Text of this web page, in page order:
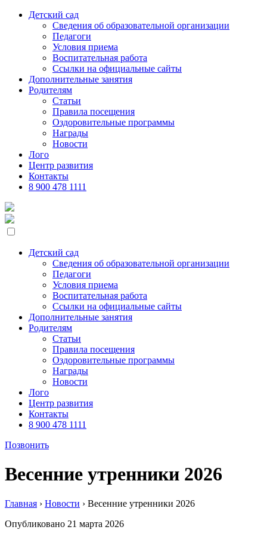
Skip
Детский сад
Сведения об образовательной организации
Педагоги
Условия приема
Воспитательная работа
Ссылки на официальные сайты
Дополнительные занятия
Родителям
Статьи
Правила посещения
Оздоровительные программы
Награды
Новости
Лого
Центр развития
Контакты
8 900 478 1111
Детский сад
Сведения об образовательной организации
Педагоги
Условия приема
Воспитательная работа
Ссылки на официальные сайты
Дополнительные занятия
Родителям
Статьи
Правила посещения
Оздоровительные программы
Награды
Новости
Лого
Центр развития
Контакты
8 900 478 1111
Позвонить
Весенние утренники 2026
Главная › Новости › Весенние утренники 2026
Опубликовано 21 марта 2026